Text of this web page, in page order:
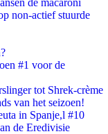
de macaroni
non-actief stuurde
#1 voor de
tot Shrek-crème
van het seizoen!
in Spanje,l #10
de Eredivisie